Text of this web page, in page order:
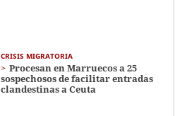
CRISIS MIGRATORIA
Procesan en Marruecos a 25
sospechosos de facilitar entradas
clandestinas a Ceuta